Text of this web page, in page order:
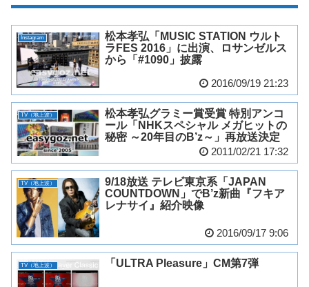
Instagram
松本孝弘「MUSIC STATION ウルト
ラFES 2016」に出演、ロサンゼルス
から「#1090」披露
2016/09/19 21:23
TV（地上波）
松本孝弘グラミー賞受賞 特別アンコ
ール「NHKスペシャル メガヒットの
秘密 ～20年目のB’z～」再放送決定
2011/02/21 17:32
TV（地上波）
9/18放送 テレビ東京系「JAPAN
COUNTDOWN」でB’z新曲『フキア
レナサイ』紹介映像
2016/09/17 9:06
TV（地上波） 「ULTRA Pleasure」CM第7弾